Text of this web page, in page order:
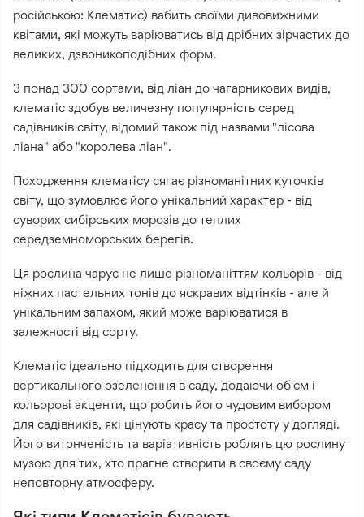
російською: Клематис) вабить своїми дивовижними
квітами, які можуть варіюватись від дрібних зірчастих до
великих, дзвоникоподібних форм.
З понад 300 сортами, від ліан до чагарникових видів,
клематіс здобув величезну популярність серед
садівників світу, відомий також під назвами "лісова
ліана" або "королева ліан".
Походження клематісу сягає різноманітних куточків
світу, що зумовлює його унікальний характер - від
суворих сибірських морозів до теплих
середземноморських берегів.
Ця рослина чарує не лише різноманіттям кольорів - від
ніжних пастельних тонів до яскравих відтінків - але й
унікальним запахом, який може варіюватися в
залежності від сорту.
Клематіс ідеально підходить для створення
вертикального озеленення в саду, додаючи об'єм і
кольорові акценти, що робить його чудовим вибором
для садівників, які цінують красу та простоту у догляді.
Його витонченість та варіативність роблять цю рослину
музою для тих, хто прагне створити в своєму саду
неповторну атмосферу.